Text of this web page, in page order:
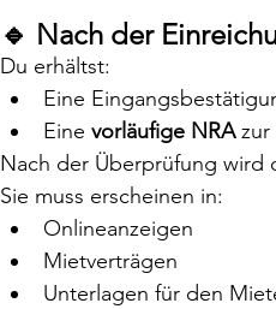
🔹 Nach der
Du erhältst:
Eine
Eine vorläufige NRA zur
Nach der Überprüfung wird
Sie muss erscheinen in:
Onlineanzeigen
Mietverträgen
Unterlagen für den